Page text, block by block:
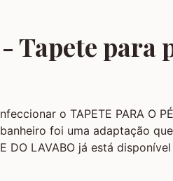
Tapete para
o TAPETE PARA O
foi uma adaptação
DO LAVABO já está